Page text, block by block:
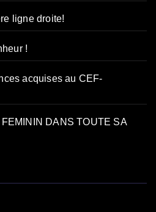
ligne droite!
!
acquises au CEF-
DANS TOUTE SA